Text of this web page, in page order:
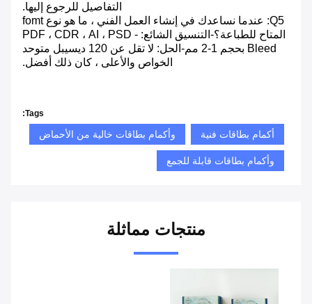
التفاصيل للرجوع إليها.
Q5: عندما نساعدك في إنشاء العمل الفني ، ما هو نوع fomt
المتاح للطباعة؟-التنسيق الشائع: PDF ، CDR ، AI ، PSD -
Bleed بحجم 1-2 مم-الحل: لا تقل عن 120 ديسيبل متوحد
الخواص والأعلى ، كان ذلك أفضل.
Tags:
أكمام بطاقات فنية وأكمام بطاقات خالية من الأحماض
وأكمام بطاقات قابلة للجمع
منتجات مماثلة